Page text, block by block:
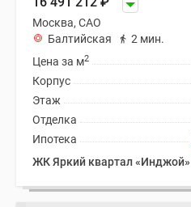
Москва, САО
Балтийская
2 мин.
Цена за м2
Корпус
Этаж
Отделка
Ипотека
ЖК Яркий квартал «Инджой»